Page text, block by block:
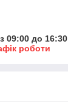
09:00 до 16:30
роботи